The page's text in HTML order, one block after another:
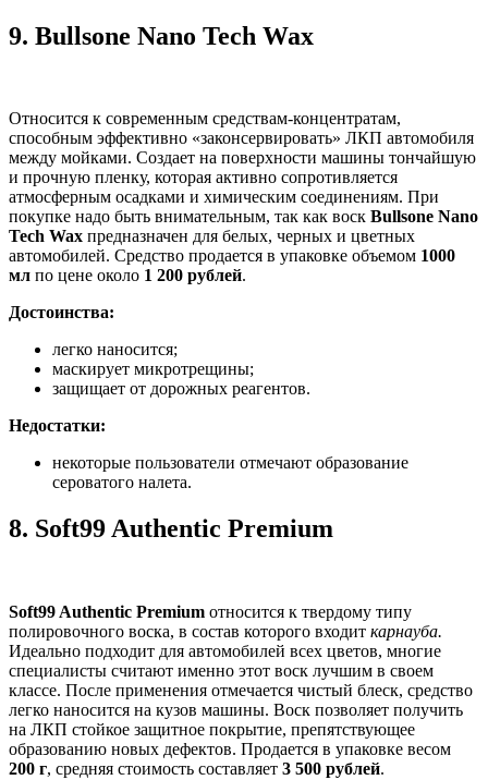
9. Bullsone Nano Tech Wax
Относится к современным средствам-концентратам,
способным эффективно «законсервировать» ЛКП автомобиля
между мойками. Создает на поверхности машины тончайшую
и прочную пленку, которая активно сопротивляется
атмосферным осадками и химическим соединениям. При
покупке надо быть внимательным, так как воск Bullsone Nano
Tech Wax предназначен для белых, черных и цветных
автомобилей. Средство продается в упаковке объемом 1000
мл по цене около 1 200 рублей.
Достоинства:
легко наносится;
маскирует микротрещины;
защищает от дорожных реагентов.
Недостатки:
некоторые пользователи отмечают образование
сероватого налета.
8. Soft99 Authentic Premium
Soft99 Authentic Premium относится к твердому типу
полировочного воска, в состав которого входит карнауба.
Идеально подходит для автомобилей всех цветов, многие
специалисты считают именно этот воск лучшим в своем
классе. После применения отмечается чистый блеск, средство
легко наносится на кузов машины. Воск позволяет получить
на ЛКП стойкое защитное покрытие, препятствующее
образованию новых дефектов. Продается в упаковке весом
200 г, средняя стоимость составляет 3 500 рублей.